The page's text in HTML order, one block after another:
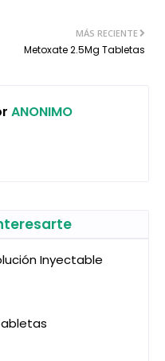
MÁS RECIENTE
Metoxate 2.5Mg Tabletas
ANONIMO
Inyectable